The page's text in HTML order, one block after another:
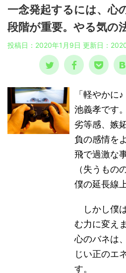
一念発起するには、心
段階が重要。やる気の
投稿日：2020年1月9日 更新日：
「軽やか
池義孝です
劣等感、嫉
負の感情を
飛で過激な
（失うもの
僕の延長線
しかし僕
む力に変え
心のバネは
じい正のエ
す。